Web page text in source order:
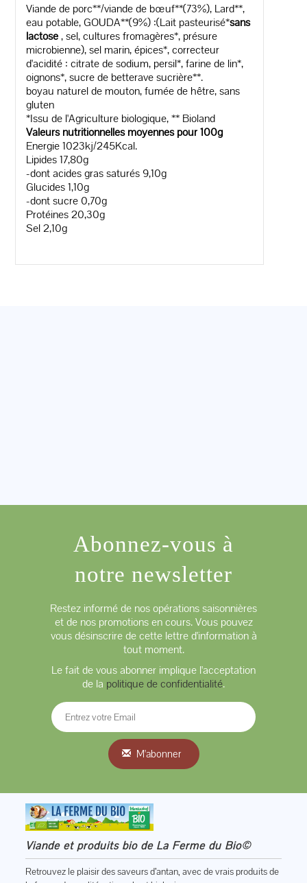
Viande de porc**/viande de bœuf**(73%), Lard**,
eau potable, GOUDA**(9%) :(Lait pasteurisé*sans
lactose, sel, cultures fromagères*, présure
microbienne), sel marin, épices*, correcteur
d'acidité : citrate de sodium, persil*, farine de lin*,
oignons*, sucre de betterave sucrière**.
boyau naturel de mouton, fumée de hêtre, sans
gluten
*Issu de l'Agriculture biologique, ** Bioland
Valeurs nutritionnelles moyennes pour 100g
Energie 1023kj/245Kcal.
Lipides 17,80g
-dont acides gras saturés 9,10g
Glucides 1,10g
-dont sucre 0,70g
Protéines 20,30g
Sel 2,10g
Abonnez-vous à
notre newsletter
Restez informé de nos opérations saisonnières
et de nos promotions en cours. Vous pouvez
vous désinscrire de cette lettre d'information à
tout moment.
Le fait de vous abonner implique l'acceptation
de la politique de confidentialité.
M'abonner
Viande et produits bio de La Ferme du Bio©
Retrouvez le plaisir des saveurs d’antan, avec de vrais produits de